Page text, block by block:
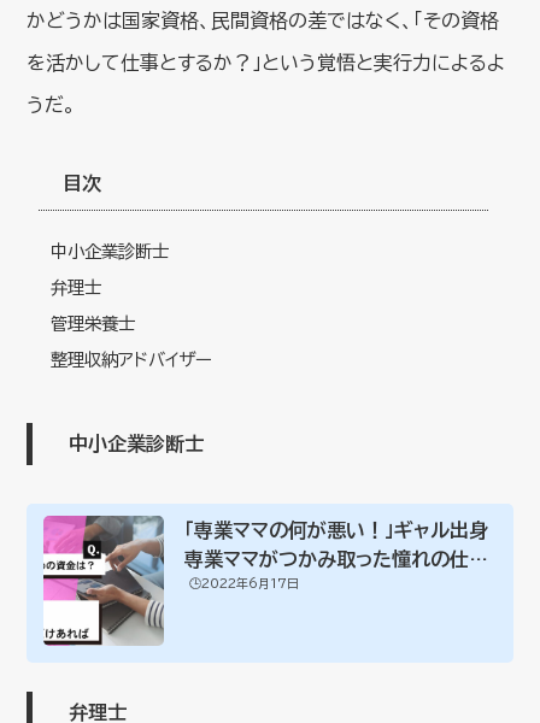
かどうかは国家資格、民間資格の差ではなく、「その資格
を活かして仕事とするか？」という覚悟と実行力によるよ
うだ。
目次
中小企業診断士
弁理士
管理栄養士
整理収納アドバイザー
中小企業診断士
「専業ママの何が悪い！」ギャル出身
専業ママがつかみ取った憧れの仕
事 中小企業...
🕒️2022年6月17日
弁理士